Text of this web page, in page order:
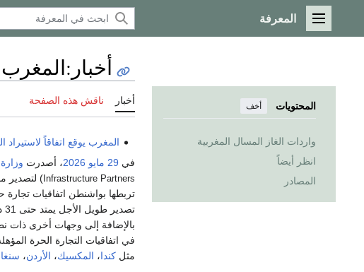
القائمة الرئيسية
المعرفة
المحتويات أخف
واردات الغاز المسال المغربية
انظر أيضاً
المصادر
أخبار :المغرب
أخبار ناقش هذه الصفحة
المغرب يوقع اتفاقاً لاستيراد
في 29 مايو 2026، أصدرت
Infrastructure Partners ) لتصدير ما يصل
تربطها بواشنطن اتفاقيات
بالإضافة إلى وجهات أخرى ذات
في اتفاقيات التجارة الحرة
مثل كندا، المكسيك، الأردن،